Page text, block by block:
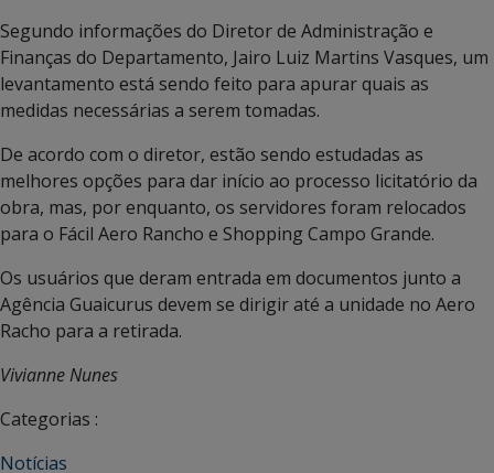
Segundo informações do Diretor de Administração e
Finanças do Departamento, Jairo Luiz Martins Vasques, um
levantamento está sendo feito para apurar quais as
medidas necessárias a serem tomadas.
De acordo com o diretor, estão sendo estudadas as
melhores opções para dar início ao processo licitatório da
obra, mas, por enquanto, os servidores foram relocados
para o Fácil Aero Rancho e Shopping Campo Grande.
Os usuários que deram entrada em documentos junto a
Agência Guaicurus devem se dirigir até a unidade no Aero
Racho para a retirada.
Vivianne Nunes
Categorias :
Notícias